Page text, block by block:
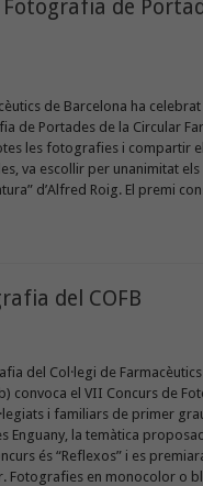
de
de Barcelona ha
de Portades de la Circular
les fotografies i compartir
va escollir per unanimitat
d’Alfred Roig. El premi
del COFB
del Col·legi de
convoca el VII Concurs de
i familiars de primer
Enguany, la temàtica
és “Reflexos” i es
Fotografies en monocolor o